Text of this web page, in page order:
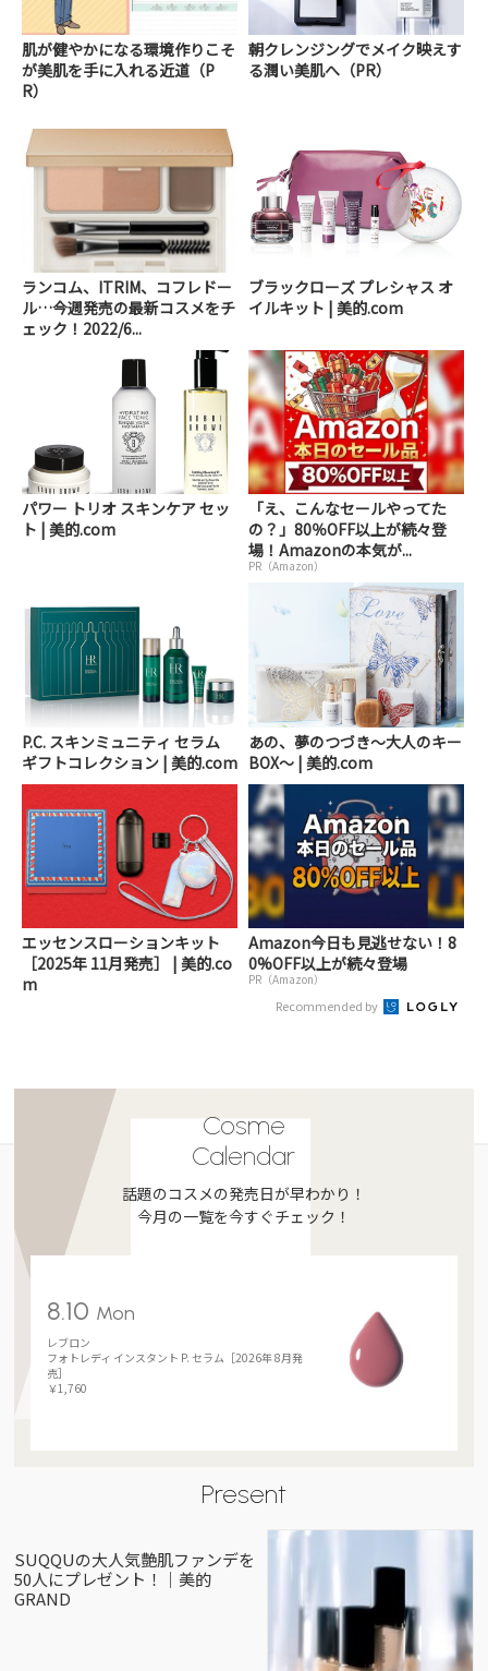
肌が健やかになる環境作りこそ
が美肌を手に入れる近道（P
R）
朝クレンジングでメイク映えす
る潤い美肌へ（PR）
ランコム、ITRIM、コフレドー
ル…今週発売の最新コスメをチ
ェック！2022/6...
ブラックローズ プレシャス オ
イルキット | 美的.com
パワー トリオ スキンケア セッ
ト | 美的.com
「え、こんなセールやってた
の？」80％OFF以上が続々登
場！Amazonの本気が...
PR（Amazon）
P.C. スキンミュニティ セラム
ギフトコレクション | 美的.com
あの、夢のつづき～大人のキー
BOX～ | 美的.com
エッセンスローションキット
［2025年 11月発売］ | 美的.co
m
Amazon今日も見逃せない！8
0%OFF以上が続々登場
PR（Amazon）
Recommended by
Cosme
Calendar
話題のコスメの発売日が早わかり！
今月の一覧を今すぐチェック！
8.10 Mon
レブロン
フォトレディ インスタント P. セラム［2026年 8月発
売］
￥1,760
Present
SUQQUの大人気艶肌ファンデを
50人にプレゼント！｜美的
GRAND